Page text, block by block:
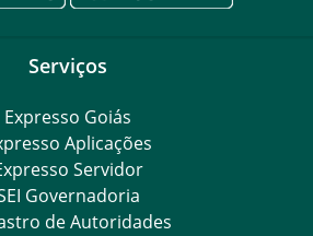
Serviços
Expresso Goiás
Aplicações
Servidor
Governadoria
de Autoridades